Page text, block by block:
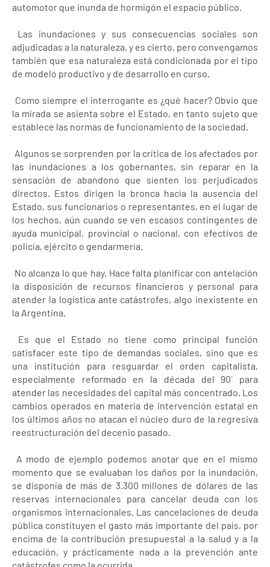
automotor que inunda de hormigón el espacio público.
Las inundaciones y sus consecuencias sociales son
adjudicadas a la naturaleza, y es cierto, pero convengamos
también que esa naturaleza está condicionada por el tipo
de modelo productivo y de desarrollo en curso.
Como siempre el interrogante es ¿qué hacer? Obvio que
la mirada se asienta sobre el Estado, en tanto sujeto que
establece las normas de funcionamiento de la sociedad.
Algunos se sorprenden por la crítica de los afectados por
las inundaciones a los gobernantes, sin reparar en la
sensación de abandono que sienten los perjudicados
directos. Estos dirigen la bronca hacia la ausencia del
Estado, sus funcionarios o representantes, en el lugar de
los hechos, aún cuando se ven escasos contingentes de
ayuda municipal, provincial o nacional, con efectivos de
policía, ejército o gendarmería.
No alcanza lo que hay. Hace falta planificar con antelación
la disposición de recursos financieros y personal para
atender la logística ante catástrofes, algo inexistente en
la Argentina.
Es que el Estado no tiene como principal función
satisfacer este tipo de demandas sociales, sino que es
una institución para resguardar el orden capitalista,
especialmente reformado en la década del 90´ para
atender las necesidades del capital más concentrado. Los
cambios operados en materia de intervención estatal en
los últimos años no atacan el núcleo duro de la regresiva
reestructuración del decenio pasado.
A modo de ejemplo podemos anotar que en el mismo
momento que se evaluaban los daños por la inundación,
se disponía de más de 3.300 millones de dólares de las
reservas internacionales para cancelar deuda con los
organismos internacionales. Las cancelaciones de deuda
pública constituyen el gasto más importante del país, por
encima de la contribución presupuestal a la salud y a la
educación, y prácticamente nada a la prevención ante